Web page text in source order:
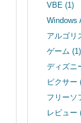
VBE (1)
Windows
アルゴリ
ゲーム (1)
ディズニ
ピクサー
フリーソ
レビュー